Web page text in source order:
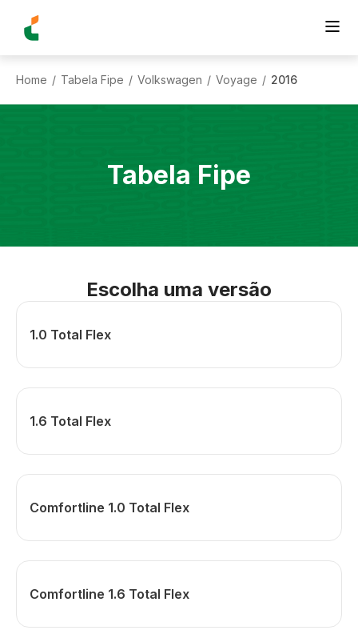
Home / Tabela Fipe / Volkswagen / Voyage / 2016
Tabela Fipe
Escolha uma versão
1.0 Total Flex
1.6 Total Flex
Comfortline 1.0 Total Flex
Comfortline 1.6 Total Flex